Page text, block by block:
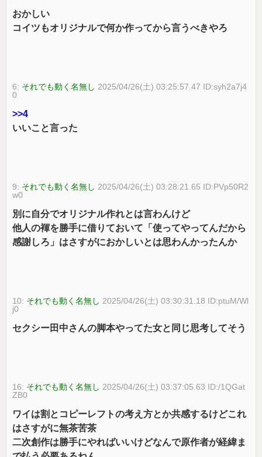
おかしい
コイツもオリジナルで何か作ってから言うべきやろ
6: それでも動く名無し 2025/04/26(土) 03:25:57.47 ID:syh2a7j4
0
>>4
いいこと言った
9: それでも動く名無し 2025/04/26(土) 03:28:21.65 ID:PVp50R2
w0
別に自分でオリジナル作れとは言わんけど
他人の褌を勝手に借りておいて「使ってやってんだから
感謝しろ」はさすがにおかしいとは思わんかったんか
10: それでも動く名無し 2025/04/26(土) 03:30:31.18 ID:ptuM/Wl
j0
セクシー田中さんの脚本やってた女と同じ思考してそう
16: それでも動く名無し 2025/04/26(土) 03:37:05.63 ID:/1QGat
ZB0
ワイは割とコピーレフトの考え方とか共感するけどこれ
はさすがに無茶苦茶
二次創作は勝手にやればいいけどなんで原作者が経緯ま